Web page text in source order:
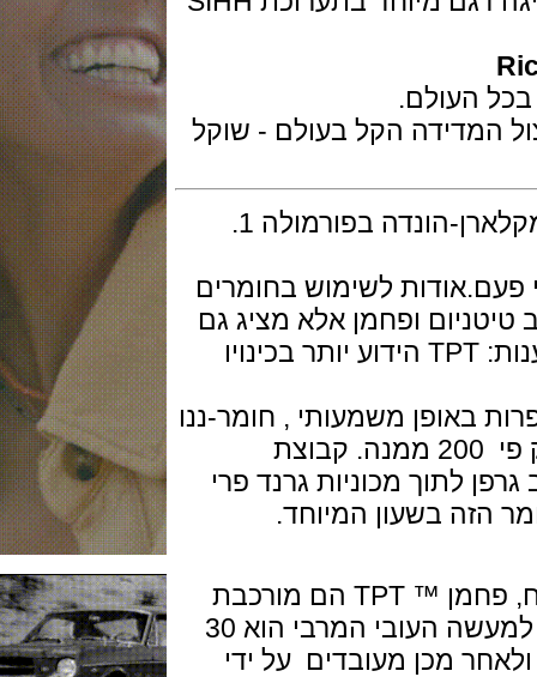
הקל בעולם - שוקל
הונדה בפורמולה 1.
לשימוש בחומרים
ופחמן אלא מציג גם
חומר חדש לגמרי לתוך העולם של שענות: TPT הידוע יותר בכינויו
משמעותי , חומר-ננו
מהפכני קל פי שש מאשר פלדה, וחזק פי 200 ממנה. קבוצת
לתוך מכוניות גרנד פרי
בשעון המיוחד.
הפסים היפים והגליים של פני המשטח, פחמן ™ TPT הם מורכבת
של סיבים מקבילים של 600 שכבות, למעשה העובי המרבי הוא 30
מכן מעובדים על ידי